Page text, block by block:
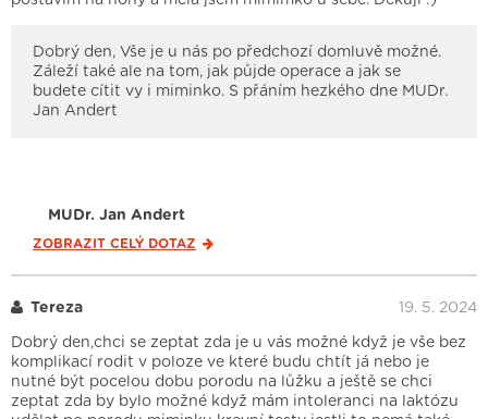
Dobrý den, Vše je u nás po předchozí domluvě možné.
Záleží také ale na tom, jak půjde operace a jak se
budete cítit vy i miminko. S přáním hezkého dne MUDr.
Jan Andert
MUDr. Jan Andert
ZOBRAZIT CELÝ DOTAZ
Tereza 19. 5. 2024
Dobrý den,chci se zeptat zda je u vás možné když je vše bez
komplikací rodit v poloze ve které budu chtít já nebo je
nutné být pocelou dobu porodu na lůžku a ještě se chci
zeptat zda by bylo možné když mám intoleranci na laktózu